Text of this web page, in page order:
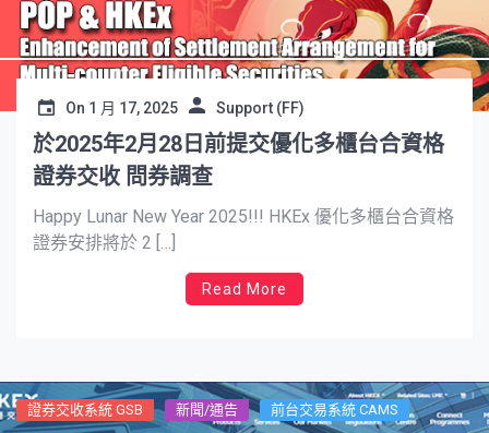
On 1 月 17, 2025 Support (FF)
於2025年2月28日前提交優化多櫃台合資格
證券交收 問券調查
Happy Lunar New Year 2025!!! HKEx 優化多櫃台合資格
證券安排將於 2 […]
Read More
證券交收系統 GSB 新聞/通告 前台交易系統 CAMS